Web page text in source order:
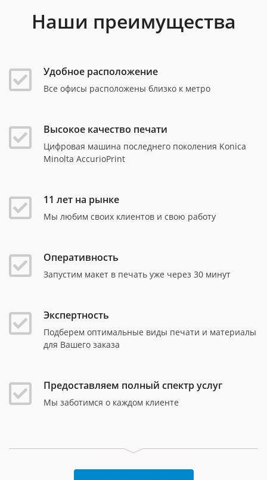
Наши преимущества
Удобное расположение
Все офисы расположены близко к метро
Высокое качество печати
Цифровая машина последнего поколения Konica
Minolta AccurioPrint
11 лет на рынке
Мы любим своих клиентов и свою работу
Оперативность
Запустим макет в печать уже через 30 минут
Экспертность
Подберем оптимальные виды печати и материалы
для Вашего заказа
Предоставляем полный спектр услуг
Мы заботимся о каждом клиенте